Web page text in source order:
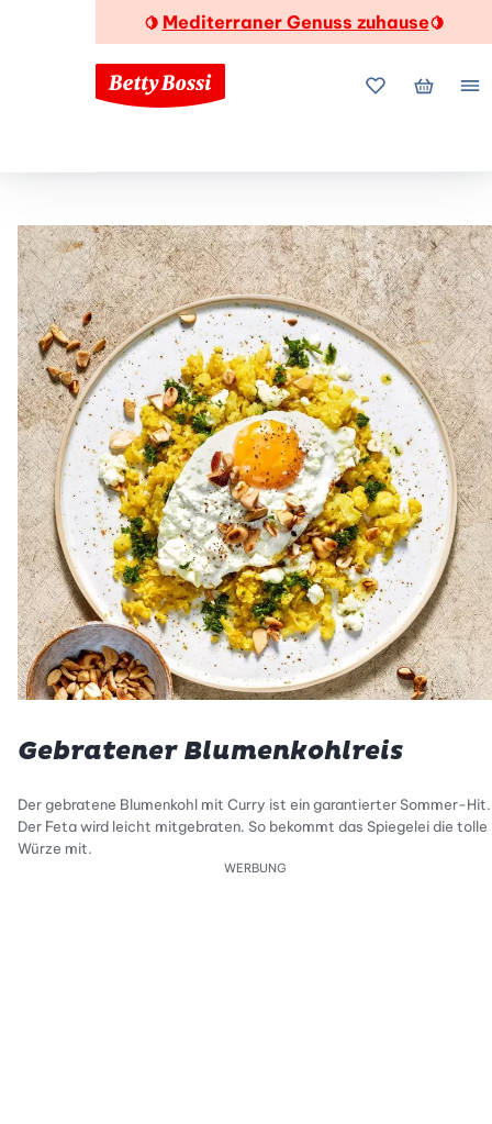
🍋 Mediterraner Genuss zuhause🍋
MeineMein
Gebratener Blumenkohlreis
Der gebratene Blumenkohl mit Curry ist ein garantierter Sommer-Hit.
Der Feta wird leicht mitgebraten. So bekommt das Spiegelei die tolle
Würze mit.
WERBUNG